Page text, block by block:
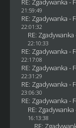
RE: Zgadywanka -
21:59:49
RE: Zgadywanka -
22:01:32
RE:
22:10:33
RE: Zgadywanka -
22:17:08
RE: Zgadywanka -
22:31:29
RE: Zgadywanka -
23:06:30
RE: Zgadywanka -
RE:
16:13:38
RE: